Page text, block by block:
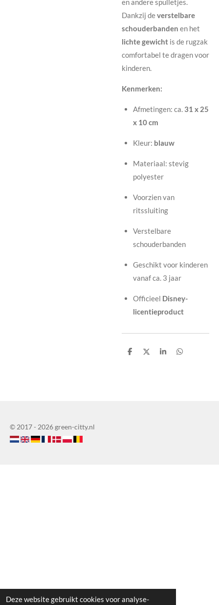
Deze website gebruikt cookies voor analyse-
en andere spulletjes.
Dankzij deverstelbare
schouderbanden en het
lichte gewicht is de rugzak
comfortabel te dragen voor
kinderen.
Kenmerken:
Afmetingen: ca. 31 x 25
x 10 cm
Kleur: blauw
Materiaal: stevig
polyester
Voorzien van
ritssluiting
Verstelbare
schouderbanden
Geschikt voor kinderen
vanaf ca. 3 jaar
Officieel Disney-
licentieproduct
D
D
S
D
© 2017 - 2026 green-citty.nl